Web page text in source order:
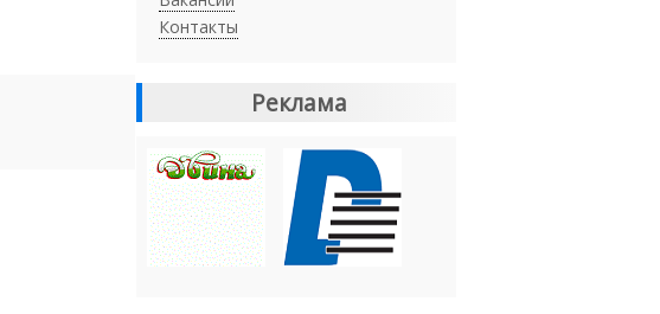
Контакты
Реклама